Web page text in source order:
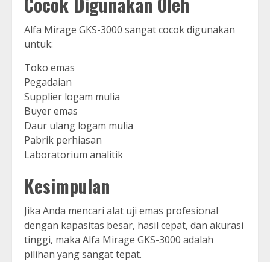
Alfa Mirage GKS-3000 sangat cocok digunakan
untuk:
Toko emas
Pegadaian
Supplier logam mulia
Buyer emas
Daur ulang logam mulia
Pabrik perhiasan
Laboratorium analitik
Kesimpulan
Jika Anda mencari alat uji emas profesional
dengan kapasitas besar, hasil cepat, dan akurasi
tinggi, maka Alfa Mirage GKS-3000 adalah
pilihan yang sangat tepat.